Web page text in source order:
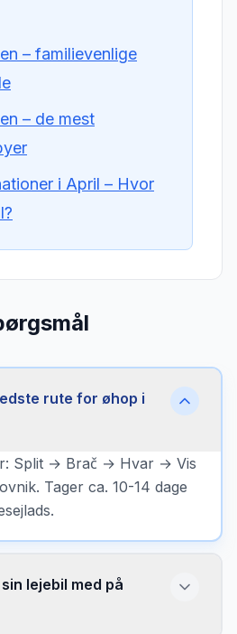
– familievenlige
– de mest
i April – Hvor
rute for øhop i
Split → Brač → Hvar → Vis
Tager ca. 10-14 dage
lejebil med på